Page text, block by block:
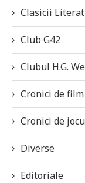
Clasicii
Club G42
Clubul H.G.
Cronici de film
Cronici de
Diverse
Editoriale